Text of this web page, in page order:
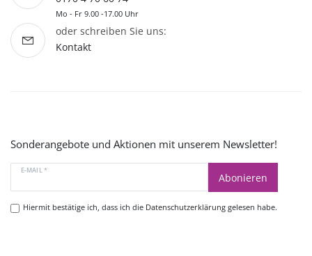
Mo - Fr 9.00 -17.00 Uhr
oder schreiben Sie uns:
Kontakt
Sonderangebote und Aktionen mit unserem Newsletter!
E-MAIL *
Abonieren
Hiermit bestätige ich, dass ich die Datenschutzerklärunggelesen habe.